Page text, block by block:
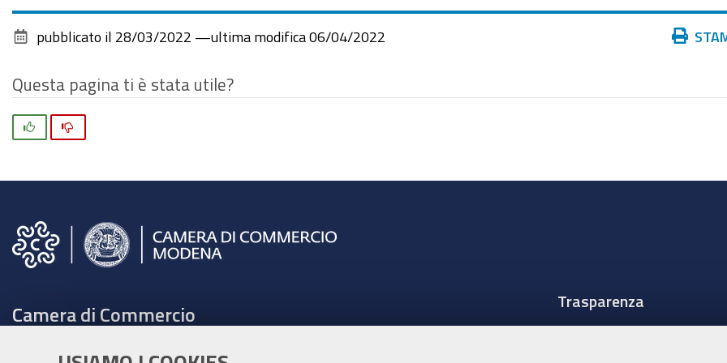
Azioni
pubblicato il 28/03/2022 —ultima modifica 06/04/2022
Questa pagina ti è stata utile?
Camera di Commercio
Trasparenza